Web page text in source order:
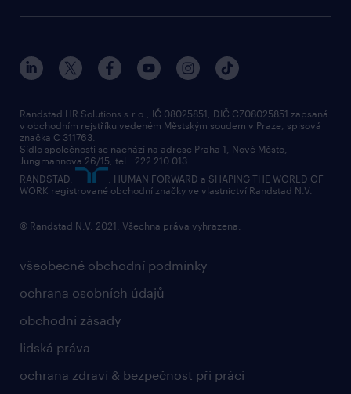
všeobecné obchodní podmínky
ochrana osobních údajů
obchodní zásady
lidská práva
ochrana zdraví & bezpečnost při práci
Randstad HR Solutions s.r.o., IČ 08025851, DIČ CZ08025851 zapsaná
v obchodním rejstříku vedeném Městským soudem v Praze, spisová
značka C 311763.
Sídlo společnosti se nachází na adrese Praha 1, Nové Město,
Jungmannova 26/15, tel.: 222 210 013
RANDSTAD,
, HUMAN FORWARD a SHAPING THE WORLD OF
WORK registrované obchodní značky ve vlastnictví Randstad N.V.
© Randstad N.V. 2021. Všechna práva vyhrazena.